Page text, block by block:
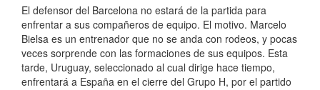
El defensor del Barcelona no estará de la partida para
enfrentar a sus compañeros de equipo. El motivo. Marcelo
Bielsa es un entrenador que no se anda con rodeos, y pocas
veces sorprende con las formaciones de sus equipos. Esta
tarde, Uruguay, seleccionado al cual dirige hace tiempo,
enfrentará a España en el cierre del Grupo H, por el partido